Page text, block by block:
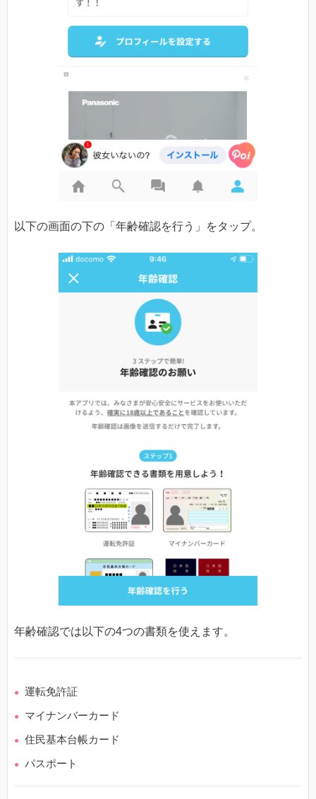
以下の画面の下の「年齢確認を行う」をタップ。
年齢確認では以下の4つの書類を使えます。
運転免許証
マイナンバーカード
住民基本台帳カード
パスポート